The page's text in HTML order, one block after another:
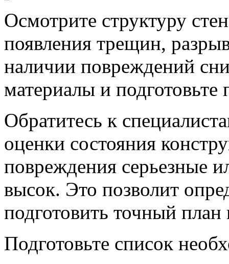
Осмотрите структуру
появления трещин,
наличии повреждений
материалы и подготовьте
Обратитесь к
оценки состояния
повреждения серьезные
высок. Это позволит
подготовить точный план
Подготовьте список